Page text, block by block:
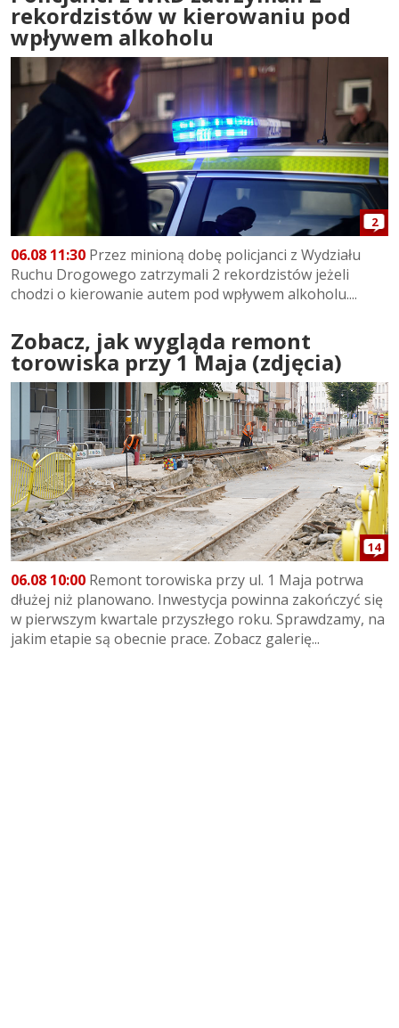
rekordzistów w kierowaniu pod
wpływem alkoholu
2
06.08 11:30 Przez minioną dobę policjanci z Wydziału
Ruchu Drogowego zatrzymali 2 rekordzistów jeżeli
chodzi o kierowanie autem pod wpływem alkoholu....
Zobacz, jak wygląda remont
torowiska przy 1 Maja (zdjęcia)
14
06.08 10:00 Remont torowiska przy ul. 1 Maja potrwa
dłużej niż planowano. Inwestycja powinna zakończyć się
w pierwszym kwartale przyszłego roku. Sprawdzamy, na
jakim etapie są obecnie prace. Zobacz galerię...